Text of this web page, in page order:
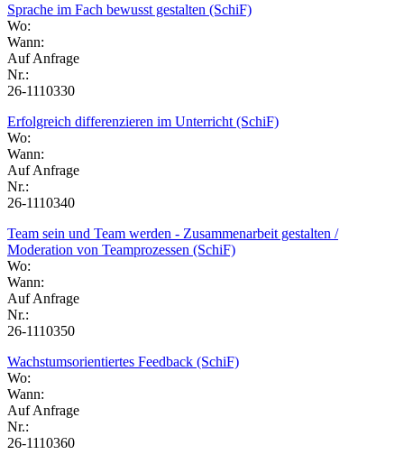
Sprache im Fach bewusst gestalten (SchiF)
Wo:
Wann:
Auf Anfrage
Nr.:
26-1110330
Erfolgreich differenzieren im Unterricht (SchiF)
Wo:
Wann:
Auf Anfrage
Nr.:
26-1110340
Team sein und Team werden - Zusammenarbeit gestalten /
Moderation von Teamprozessen (SchiF)
Wo:
Wann:
Auf Anfrage
Nr.:
26-1110350
Wachstumsorientiertes Feedback (SchiF)
Wo:
Wann:
Auf Anfrage
Nr.:
26-1110360